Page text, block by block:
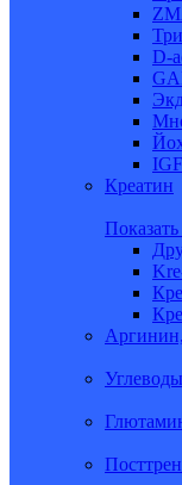
D-
Креатин
Аргинин,